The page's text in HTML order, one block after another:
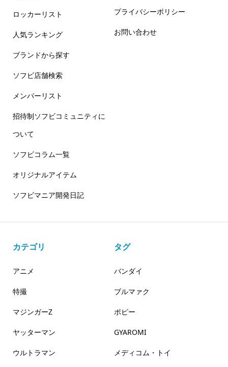
ロッカーリスト
人気ランキング
ブランドから探す
ソフビ店舗検索
メンバーリスト
招待制ソフビコミュニティに
ついて
ソフビコラム一覧
オリジナルアイテム
ソフビマニア開発日記
プライバシーポリシー
お問い合わせ
カテゴリ
アニメ
特撮
マジンガーZ
ヤッターマン
ウルトラマン
タグ
バンダイ
ブルマァク
ポピー
GYAROMI
メディコム・トイ